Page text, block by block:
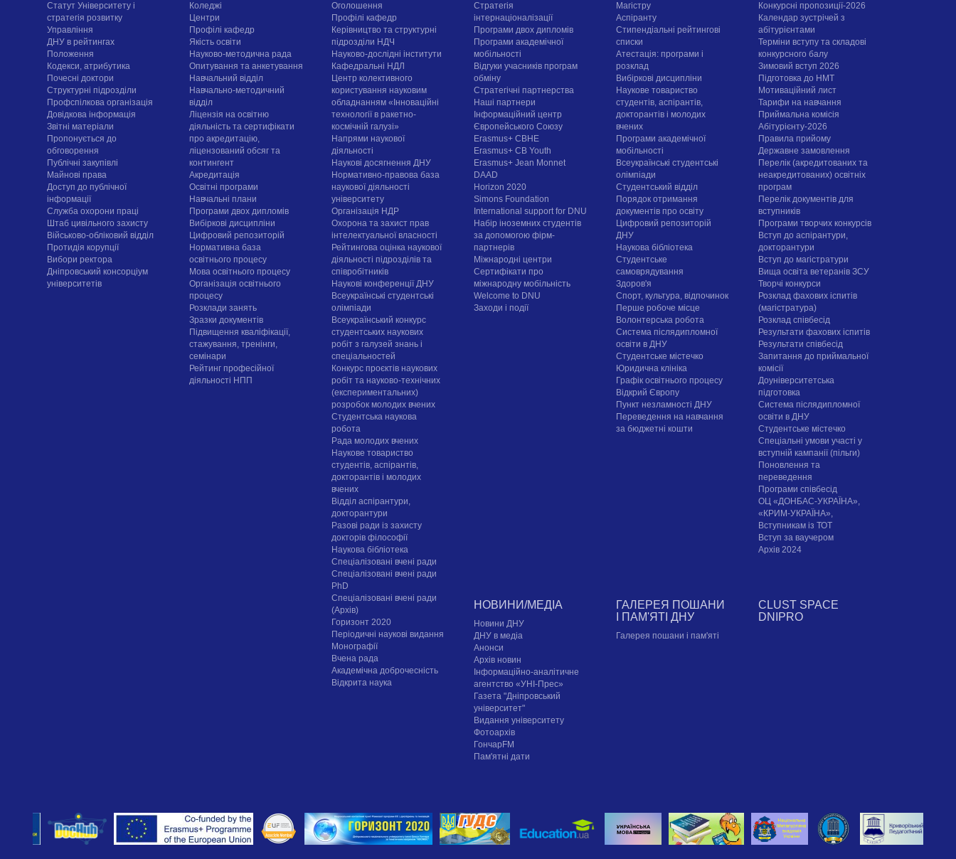
Статут Університету і
стратегія розвитку
Управління
ДНУ в рейтингах
Положення
Кодекси, атрибутика
Почесні доктори
Структурні підрозділи
Профспілкова організація
Довідкова інформація
Звітні матеріали
Пропонується до
обговорення
Публічні закупівлі
Майнові права
Доступ до публічної
інформації
Служба охорони праці
Штаб цивільного захисту
Військово-обліковий відділ
Протидія корупції
Вибори ректора
Дніпровський консорціум
університетів
Коледжі
Центри
Профілі кафедр
Якість освіти
Науково-методична рада
Опитування та анкетування
Навчальний відділ
Навчально-методичний
відділ
Ліцензія на освітню
діяльність та сертифікати
про акредитацію,
ліцензований обсяг та
контингент
Акредитація
Освітні програми
Навчальні плани
Програми двох дипломів
Вибіркові дисципліни
Цифровий репозиторій
Нормативна база
освітнього процесу
Мова освітнього процесу
Організація освітнього
процесу
Розклади занять
Зразки документів
Підвищення кваліфікації,
стажування, тренінги,
семінари
Рейтинг професійної
діяльності НПП
Оголошення
Профілі кафедр
Керівництво та структурні
підрозділи НДЧ
Науково-дослідні інститути
Кафедральні НДЛ
Центр колективного
користування науковим
обладнанням «Інноваційні
технології в ракетно-
космічній галузі»
Напрями наукової
діяльності
Наукові досягнення ДНУ
Нормативно-правова база
наукової діяльності
університету
Організація НДР
Охорона та захист прав
інтелектуальної власності
Рейтингова оцінка наукової
діяльності підрозділів та
співробітників
Наукові конференції ДНУ
Всеукраїнські студентські
олімпіади
Всеукраїнський конкурс
студентських наукових
робіт з галузей знань і
спеціальностей
Конкурс проєктів наукових
робіт та науково-технічних
(експериментальних)
розробок молодих вчених
Студентська наукова
робота
Рада молодих вчених
Наукове товариство
студентів, аспірантів,
докторантів і молодих
вчених
Відділ аспірантури,
докторантури
Разові ради із захисту
докторів філософії
Наукова бібліотека
Спеціалізовані вчені ради
Спеціалізовані вчені ради
PhD
Спеціалізовані вчені ради
(Архів)
Горизонт 2020
Періодичні наукові видання
Монографії
Вчена рада
Академічна доброчесність
Відкрита наука
Стратегія
інтернаціоналізації
Програми двох дипломів
Програми академічної
мобільності
Відгуки учасників програм
обміну
Стратегічні партнерства
Наші партнери
Інформаційний центр
Європейського Союзу
Erasmus+ CBHE
Erasmus+ CB Youth
Erasmus+ Jean Monnet
DAAD
Horizon 2020
Simons Foundation
International support for DNU
Набір іноземних студентів
за допомогою фірм-
партнерів
Міжнародні центри
Сертифікати про
міжнародну мобільність
Welcome to DNU
Заходи і події
Магістру
Аспіранту
Стипендіальні рейтингові
списки
Атестація: програми і
розклад
Вибіркові дисципліни
Наукове товариство
студентів, аспірантів,
докторантів і молодих
вчених
Програми академічної
мобільності
Всеукраїнські студентські
олімпіади
Студентський відділ
Порядок отримання
документів про освіту
Цифровий репозиторій
ДНУ
Наукова бібліотека
Студентське
самоврядування
Здоров'я
Спорт, культура, відпочинок
Перше робоче місце
Волонтерська робота
Система післядипломної
освіти в ДНУ
Cтудентське містечко
Юридична клініка
Графік освітнього процесу
Відкрий Європу
Пункт незламності ДНУ
Переведення на навчання
за бюджетні кошти
Конкурсні пропозиції-2026
Календар зустрічей з
абітурієнтами
Терміни вступу та складові
конкурсного балу
Зимовий вступ 2026
Підготовка до НМТ
Мотиваційний лист
Тарифи на навчання
Приймальна комісія
Абітурієнту-2026
Правила прийому
Державне замовлення
Перелік (акредитованих та
неакредитованих) освітніх
програм
Перелік документів для
вступників
Програми творчих конкурсiв
Вступ до аспірантури,
докторантури
Вступ до магістратури
Вища освіта ветеранів ЗСУ
Творчі конкурси
Розклад фахових іспитів
(магістратура)
Розклад співбесід
Результати фахових іспитів
Результати співбесід
Запитання до приймальної
комісії
Доуніверситетська
підготовка
Система післядипломної
освіти в ДНУ
Cтудентське містечко
Спеціальні умови участі у
вступній кампанії (пільги)
Поновлення та
переведення
Програми співбесід
ОЦ «ДОНБАС-УКРАЇНА»,
«КРИМ-УКРАЇНА»,
Вступникам із ТОТ
Вступ за ваучером
Архів 2024
НОВИНИ/МЕДІА
Новини ДНУ
ДНУ в медіа
Анонси
Архів новин
Інформаційно-аналітичне
агентство «УНІ-Прес»
Газета "Дніпровський
університет"
Видання університету
Фотоархів
ГончарFM
Пам'ятні дати
ГАЛЕРЕЯ ПОШАНИ
І ПАМ'ЯТІ ДНУ
Галерея пошани і пам'яті
CLUST SPACE
DNIPRO